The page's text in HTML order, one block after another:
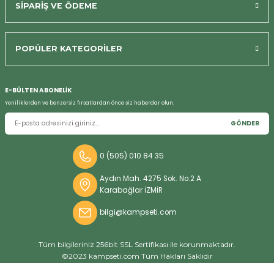
SİPARİŞ VE ÖDEME
POPÜLER KATEGORİLER
E-BÜLTEN ABONELİK
Yeniliklerden ve benzersiz fırsatlardan önce siz haberdar olun.
GÖNDER
0 (505) 010 84 35
Aydın Mah. 4275 Sok. No:2 A
Karabağlar İZMİR
bilgi@kampseti.com
Tüm bilgileriniz 256bit SSL Sertifikası ile korunmaktadır.
©2023 kampseti.com Tüm Hakları Saklıdır
Bizi Arayın